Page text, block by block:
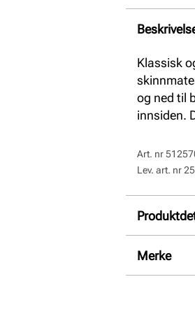
Klassisk
og ned til
innsiden.
Art. nr
Lev. art. nr
Overdel:
Merke